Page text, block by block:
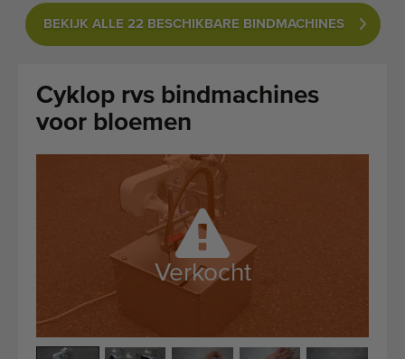
Over ons
Veelgestelde vragen
Werken bij
Kwalitatieve machines
Ervaren personeel
Wereldwijde levering
Sinds 1977
BEKIJK ALLE 22 BESCHIKBARE BINDMACHINES
Cyklop rvs bindmachines
voor bloemen
Verkocht